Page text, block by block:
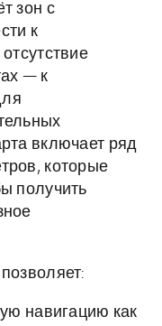
зон с
к
— к
включает ряд
которые
получить
навигацию как